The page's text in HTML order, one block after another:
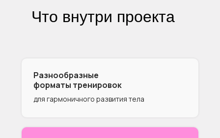
Что внутри проекта
для гармоничного развития тела
Разнообразные
форматы тренировок